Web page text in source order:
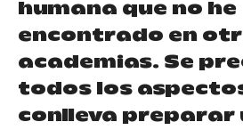
humana que no he
encontrado en
academias. Se
todos los
conlleva preparar